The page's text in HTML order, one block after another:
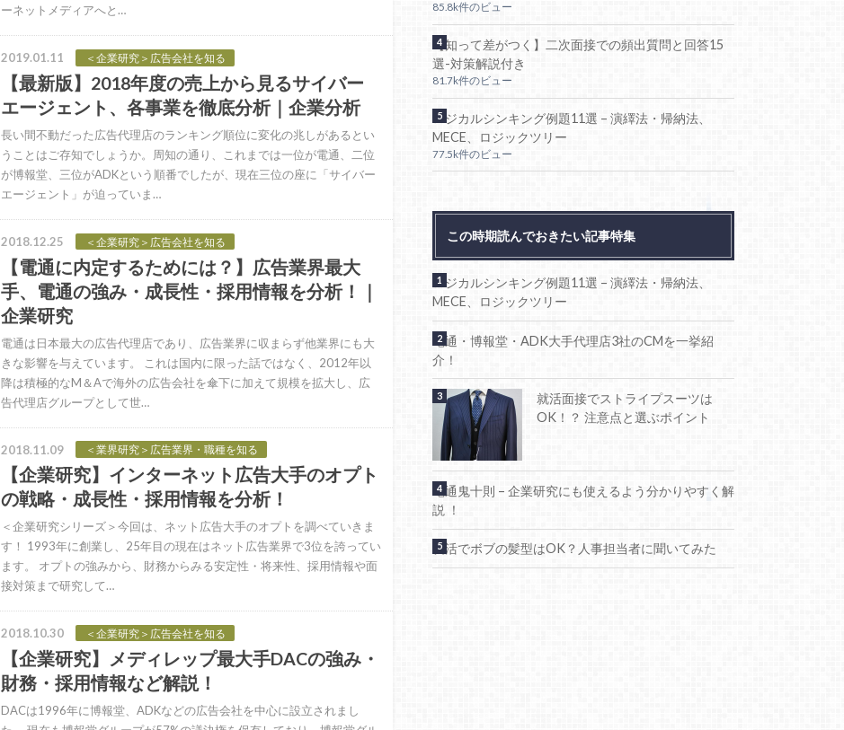
ーネットメディアへと…
2019.01.11 ＜企業研究＞広告会社を知る
【最新版】2018年度の売上から見るサイバー
エージェント、各事業を徹底分析｜企業分析
長い間不動だった広告代理店のランキング順位に変化の兆しがあるとい
うことはご存知でしょうか。周知の通り、これまでは一位が電通、二位
が博報堂、三位がADKという順番でしたが、現在三位の座に「サイバー
エージェント」が迫っていま…
2018.12.25 ＜企業研究＞広告会社を知る
【電通に内定するためには？】広告業界最大
手、電通の強み・成長性・採用情報を分析！｜
企業研究
電通は日本最大の広告代理店であり、広告業界に収まらず他業界にも大
きな影響を与えています。 これは国内に限った話ではなく、2012年以
降は積極的なM＆Aで海外の広告会社を傘下に加えて規模を拡大し、広
告代理店グループとして世…
2018.11.09 ＜業界研究＞広告業界・職種を知る
【企業研究】インターネット広告大手のオプト
の戦略・成長性・採用情報を分析！
＜企業研究シリーズ＞今回は、ネット広告大手のオプトを調べていきま
す！ 1993年に創業し、25年目の現在はネット広告業界で3位を誇ってい
ます。 オプトの強みから、財務からみる安定性・将来性、採用情報や面
接対策まで研究して…
2018.10.30 ＜企業研究＞広告会社を知る
【企業研究】メディレップ最大手DACの強み・
財務・採用情報など解説！
DACは1996年に博報堂、ADKなどの広告会社を中心に設立されまし
85.8k件のビュー
【知って差がつく】二次面接での頻出質問と回答15
選-対策解説付き
81.7k件のビュー
ロジカルシンキング例題11選 – 演繹法・帰納法、
MECE、ロジックツリー
77.5k件のビュー
この時期読んでおきたい記事特集
ロジカルシンキング例題11選 – 演繹法・帰納法、
MECE、ロジックツリー
電通・博報堂・ADK大手代理店3社のCMを一挙紹
介！
就活面接でストライプスーツは
OK！？ 注意点と選ぶポイント
電通鬼十則 – 企業研究にも使えるよう分かりやすく解
説 ！
就活でボブの髪型はOK？人事担当者に聞いてみた